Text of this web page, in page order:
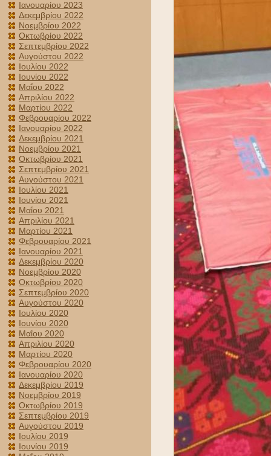
Ιανουαρίου 2023
Δεκεμβρίου 2022
Νοεμβρίου 2022
Οκτωβρίου 2022
Σεπτεμβρίου 2022
Αυγούστου 2022
Ιουλίου 2022
Ιουνίου 2022
Μαΐου 2022
Απριλίου 2022
Μαρτίου 2022
Φεβρουαρίου 2022
Ιανουαρίου 2022
Δεκεμβρίου 2021
Νοεμβρίου 2021
Οκτωβρίου 2021
Σεπτεμβρίου 2021
Αυγούστου 2021
Ιουλίου 2021
Ιουνίου 2021
Μαΐου 2021
Απριλίου 2021
Μαρτίου 2021
Φεβρουαρίου 2021
Ιανουαρίου 2021
Δεκεμβρίου 2020
Νοεμβρίου 2020
Οκτωβρίου 2020
Σεπτεμβρίου 2020
Αυγούστου 2020
Ιουλίου 2020
Ιουνίου 2020
Μαΐου 2020
Απριλίου 2020
Μαρτίου 2020
Φεβρουαρίου 2020
Ιανουαρίου 2020
Δεκεμβρίου 2019
Νοεμβρίου 2019
Οκτωβρίου 2019
Σεπτεμβρίου 2019
Αυγούστου 2019
Ιουλίου 2019
Ιουνίου 2019